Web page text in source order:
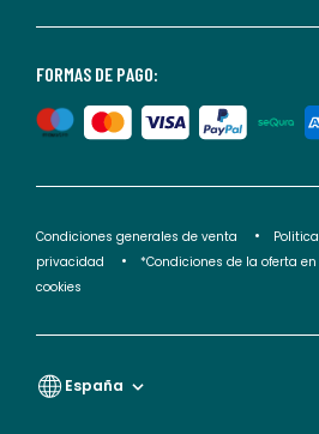
de
FORMAS DE PAGO:
Condiciones generales de venta
privacidad
*Condiciones de la oferta
cookies
España